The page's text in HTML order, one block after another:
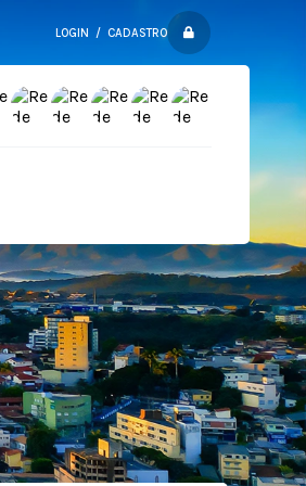
LOGIN / CADASTRO